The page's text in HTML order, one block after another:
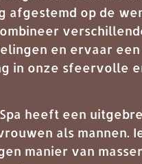
afgestemd op de
en ervaar
in onze sfeervolle
heeft een
als mannen.
manier van